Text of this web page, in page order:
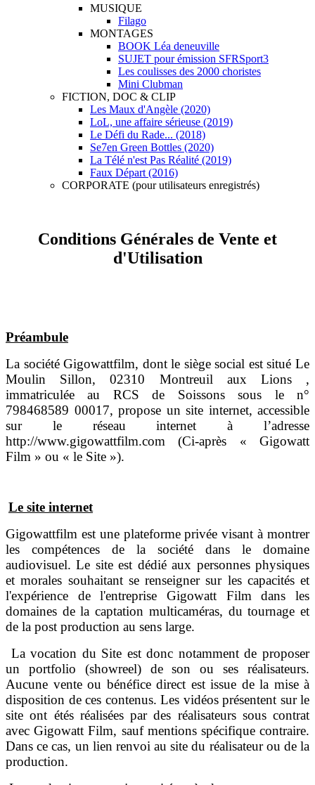
MUSIQUE
Filago
MONTAGES
BOOK Léa deneuville
SUJET pour émission SFRSport3
Les coulisses des 2000 choristes
Mini Clubman
FICTION, DOC & CLIP
Les Maux d'Angèle (2020)
LoL, une affaire sérieuse (2019)
Le Défi du Rade... (2018)
Se7en Green Bottles (2020)
La Télé n'est Pas Réalité (2019)
Faux Départ (2016)
CORPORATE (pour utilisateurs enregistrés)
Conditions Générales de Vente et
d'Utilisation
Préambule
La société Gigowattfilm, dont le siège social est situé Le
Moulin Sillon, 02310 Montreuil aux Lions ,
immatriculée au RCS de Soissons sous le n°
798468589 00017, propose un site internet, accessible
sur le réseau internet à l’adresse
http://www.gigowattfilm.com (Ci-après « Gigowatt
Film » ou « le Site »).
Le site internet
Gigowattfilm est une plateforme privée visant à montrer
les compétences de la société dans le domaine
audiovisuel. Le site est dédié aux personnes physiques
et morales souhaitant se renseigner sur les capacités et
l'expérience de l'entreprise Gigowatt Film dans les
domaines de la captation multicaméras, du tournage et
de la post production au sens large.
La vocation du Site est donc notamment de proposer
un portfolio (showreel) de son ou ses réalisateurs.
Aucune vente ou bénéfice direct est issue de la mise à
disposition de ces contenus. Les vidéos présentent sur le
site ont étés réalisées par des réalisateurs sous contrat
avec Gigowatt Film, sauf mentions spécifique contraire.
Dans ce cas, un lien renvoi au site du réalisateur ou de la
production.